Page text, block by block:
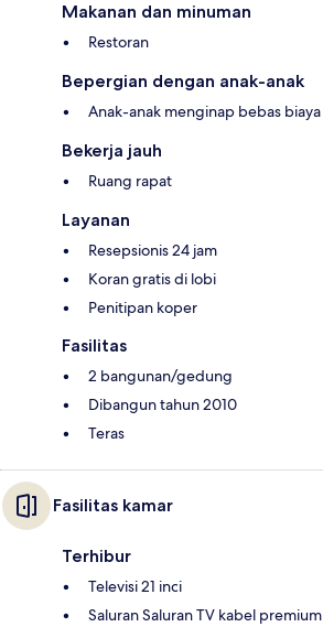
Makanan dan minuman
Restoran
Bepergian dengan anak-anak
Anak-anak menginap bebas biaya
Bekerja jauh
Ruang rapat
Layanan
Resepsionis 24 jam
Koran gratis di lobi
Penitipan koper
Fasilitas
2 bangunan/gedung
Dibangun tahun 2010
Teras
Fasilitas kamar
Terhibur
Televisi 21 inci
Saluran Saluran TV kabel premium